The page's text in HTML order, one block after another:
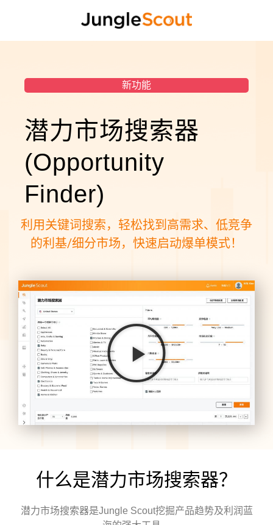
新功能
潜力市场搜索器
(Opportunity
Finder)
利用关键词搜索，轻松找到高需求、低竞争
的利基/细分市场，快速启动爆单模式！
什么是潜力市场搜索器？
潜力市场搜索器是Jungle Scout挖掘产品趋势及利润蓝